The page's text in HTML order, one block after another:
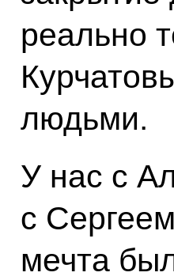
реально
людьми.
У нас с
с
мечта